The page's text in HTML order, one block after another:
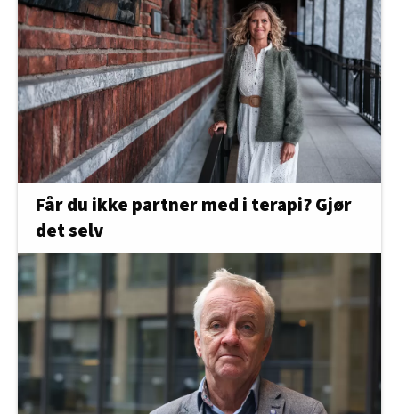
Får du ikke partner med i terapi? Gjør
det selv